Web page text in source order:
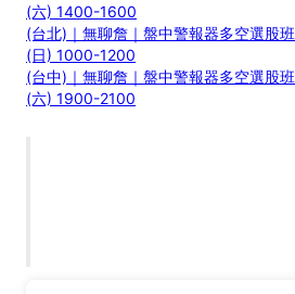
(六) 1400-1600
(台北)｜無聊詹｜盤中警報器多空選股班
(日) 1000-1200
(台中)｜無聊詹｜盤中警報器多空選股班
(六) 1900-2100